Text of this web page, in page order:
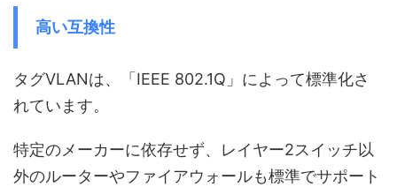
高い互換性
タグVLANは、「IEEE 802.1Q」によって標準化さ
れています。
特定のメーカーに依存せず、レイヤー2スイッチ以
外のルーターやファイアウォールも標準でサポート